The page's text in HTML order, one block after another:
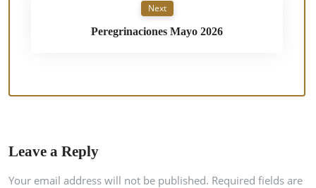
Next
Peregrinaciones Mayo 2026
Leave a Reply
Your email address will not be published. Required fields are